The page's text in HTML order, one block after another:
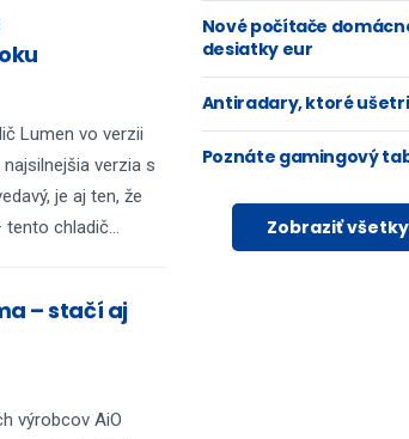
Lumen vo verzii
verzia s
je aj ten, že
tento chladič...
– stačí aj
výrobcov AiO
Nové počítače
desiatky eur
Antiradary, ktoré
Poznáte gamingový
Zobraziť